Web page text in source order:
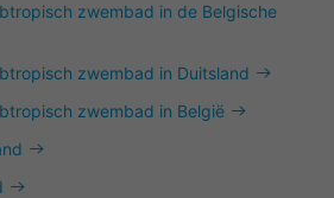
zwembad in de Belgische
zwembad in Duitsland
zwembad in België